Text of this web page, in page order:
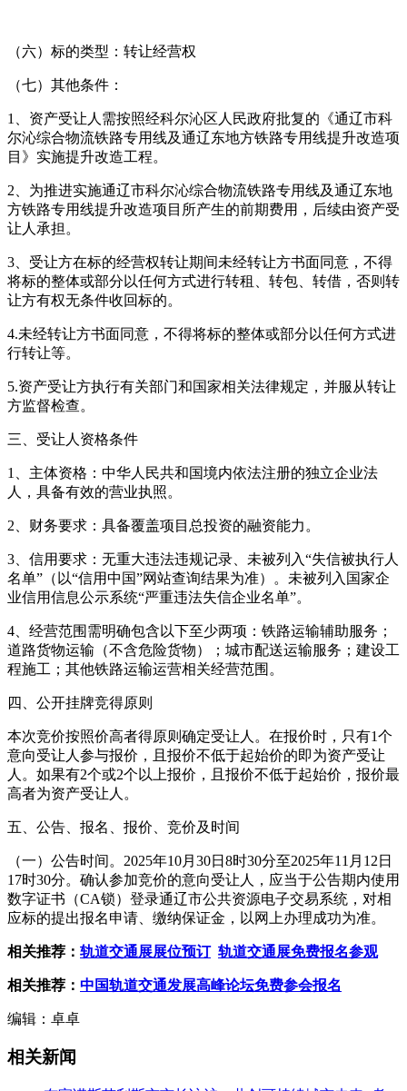
（六）标的类型：转让经营权
（七）其他条件：
1、资产受让人需按照经科尔沁区人民政府批复的《通辽市科
尔沁综合物流铁路专用线及通辽东地方铁路专用线提升改造项
目》实施提升改造工程。
2、为推进实施通辽市科尔沁综合物流铁路专用线及通辽东地
方铁路专用线提升改造项目所产生的前期费用，后续由资产受
让人承担。
3、受让方在标的经营权转让期间未经转让方书面同意，不得
将标的整体或部分以任何方式进行转租、转包、转借，否则转
让方有权无条件收回标的。
4.未经转让方书面同意，不得将标的整体或部分以任何方式进
行转让等。
5.资产受让方执行有关部门和国家相关法律规定，并服从转让
方监督检查。
三、受让人资格条件
1、主体资格：中华人民共和国境内依法注册的独立企业法
人，具备有效的营业执照。
2、财务要求：具备覆盖项目总投资的融资能力。
3、信用要求：无重大违法违规记录、未被列入“失信被执行人
名单”（以“信用中国”网站查询结果为准）。未被列入国家企
业信用信息公示系统“严重违法失信企业名单”。
4、经营范围需明确包含以下至少两项：铁路运输辅助服务；
道路货物运输（不含危险货物）；城市配送运输服务；建设工
程施工；其他铁路运输运营相关经营范围。
四、公开挂牌竞得原则
本次竞价按照价高者得原则确定受让人。在报价时，只有1个
意向受让人参与报价，且报价不低于起始价的即为资产受让
人。如果有2个或2个以上报价，且报价不低于起始价，报价最
高者为资产受让人。
五、公告、报名、报价、竞价及时间
（一）公告时间。2025年10月30日8时30分至2025年11月12日
17时30分。确认参加竞价的意向受让人，应当于公告期内使用
数字证书（CA锁）登录通辽市公共资源电子交易系统，对相
应标的提出报名申请、缴纳保证金，以网上办理成功为准。
相关推荐： 轨道交通展展位预订 轨道交通展免费报名参观
相关推荐： 中国轨道交通发展高峰论坛免费参会报名
编辑：卓卓
相关新闻